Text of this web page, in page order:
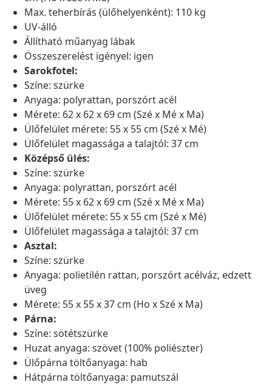
Max. teherbírás (ülőhelyenként): 110 kg
UV-álló
Állítható műanyag lábak
Összeszerelést igényel: igen
Sarokfotel:
Színe: szürke
Anyaga: polyrattan, porszórt acél
Mérete: 62 x 62 x 69 cm (Szé x Mé x Ma)
Ülőfelület mérete: 55 x 55 cm (Szé x Mé)
Ülőfelület magassága a talajtól: 37 cm
Középső ülés:
Színe: szürke
Anyaga: polyrattan, porszórt acél
Mérete: 55 x 62 x 69 cm (Szé x Mé x Ma)
Ülőfelület mérete: 55 x 55 cm (Szé x Mé)
Ülőfelület magassága a talajtól: 37 cm
Asztal:
Színe: szürke
Anyaga: polietilén rattan, porszórt acélváz, edzett
üveg
Mérete: 55 x 55 x 37 cm (Ho x Szé x Ma)
Párna:
Színe: sötétszürke
Huzat anyaga: szövet (100% poliészter)
Ülőpárna töltőanyaga: hab
Hátpárna töltőanyaga: pamutszál